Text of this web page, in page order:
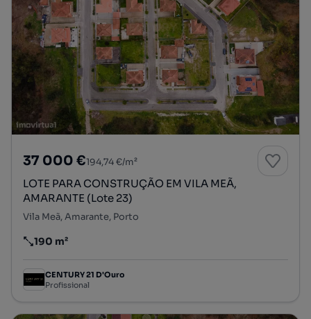
37 000 €194,74 €/m²
LOTE PARA CONSTRUÇÃO EM VILA MEÃ,
AMARANTE (Lote 23)
Vila Meã, Amarante, Porto
Preço por metro quadrado
190 m²
CENTURY 21 D'Ouro
Profissional